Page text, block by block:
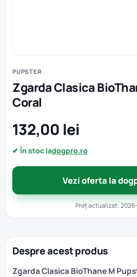
PUPSTER
Zgarda Clasica
Coral
132,00 lei
✔ În stoc ladogpro.ro
Vezi oferta la
Preț actualizat:
Despre acest produs
Zgarda Clasica BioThane M